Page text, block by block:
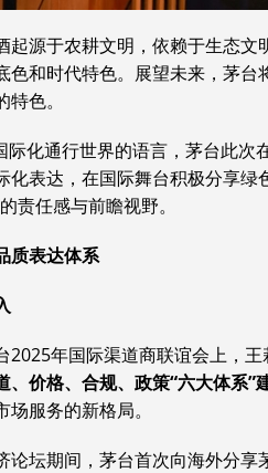
起源于农耕文明，依赖于生态
色和时代特色。展望未来，茅
色。
际化通行世界的语言，茅台此
化表达，在国际舞台积极分享
责任感与前瞻视野。
质表达体系
2025年国际渠道商联谊会上，
、价格、合规、政策“六大体系”
服务的新格局。
论坛期间，茅台首次向海外分享